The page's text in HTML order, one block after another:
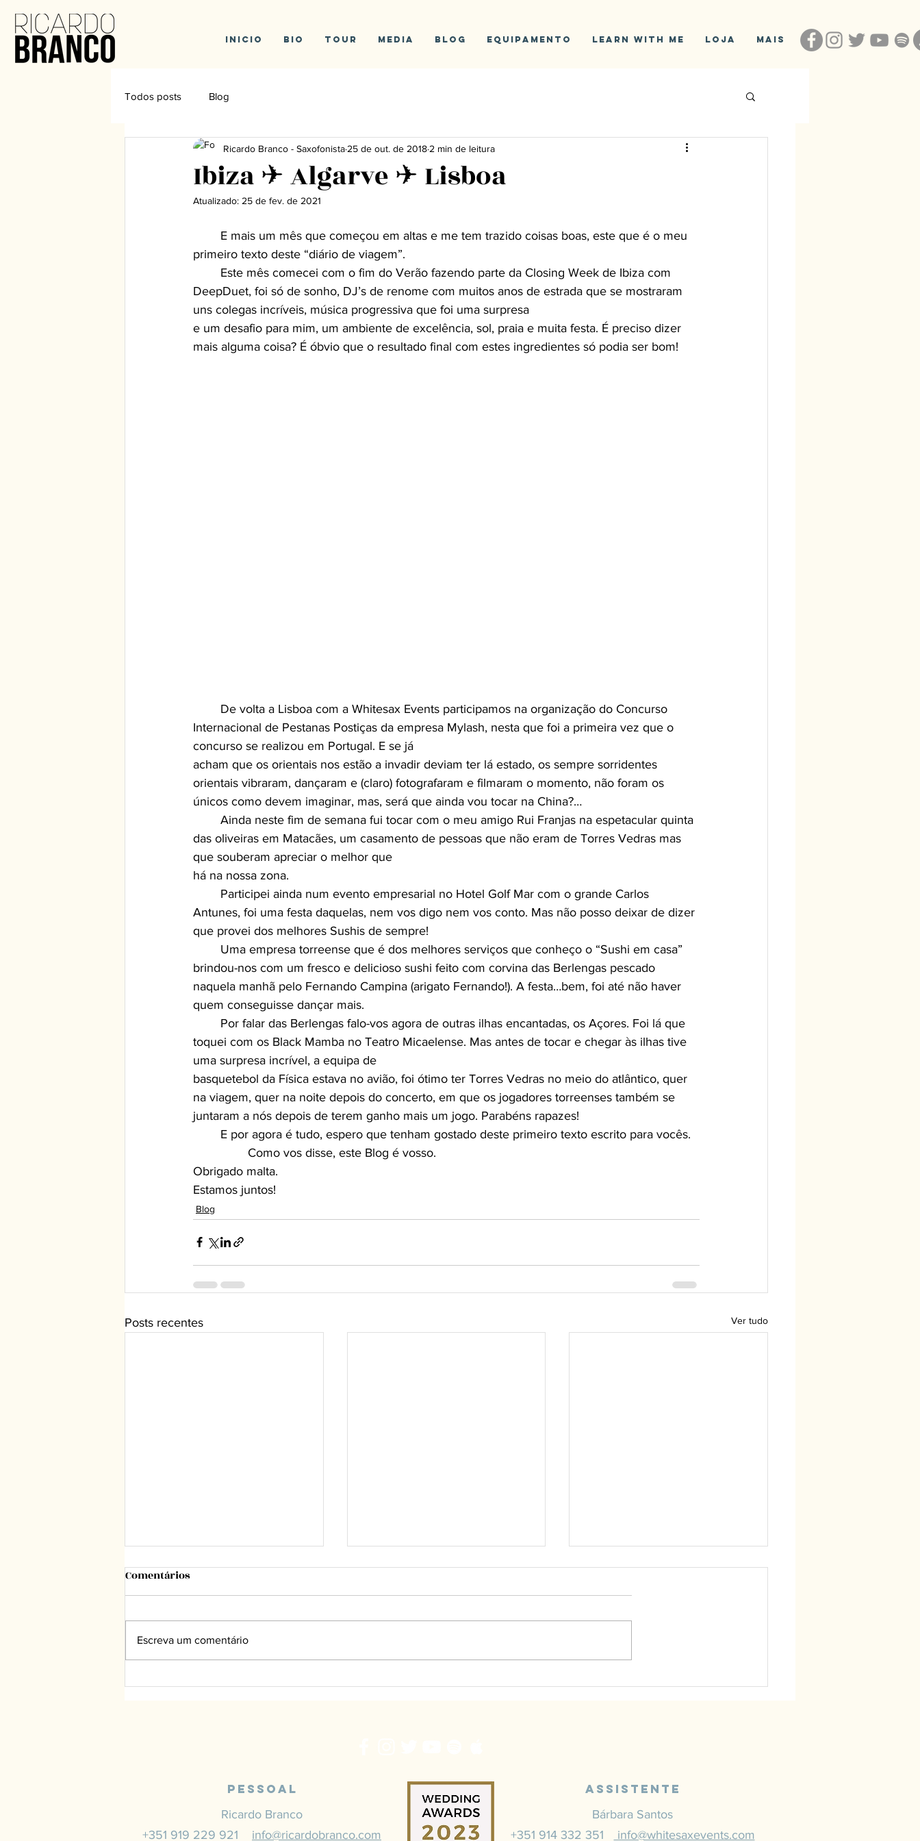
Inicio Bio Tour Media Blog Equipamento Learn With Me Loja Mais
Todos posts Blog
Ibiza ✈ Algarve ✈ Lisboa
Ricardo Branco - Saxofonista 25 de out. de 2018 2 min de leitura
Atualizado: 25 de fev. de 2021
primeiro texto deste “diário de viagem”.
DeepDuet, foi só de sonho, DJ’s de renome com muitos anos de estrada que se mostraram
uns colegas incríveis, música progressiva que foi uma surpresa
e um desafio para mim, um ambiente de excelência, sol, praia e muita festa. É preciso dizer
mais alguma coisa? É óbvio que o resultado final com estes ingredientes só podia ser bom!
Internacional de Pestanas Postiças da empresa Mylash, nesta que foi a primeira vez que o
concurso se realizou em Portugal. E se já
acham que os orientais nos estão a invadir deviam ter lá estado, os sempre sorridentes
orientais vibraram, dançaram e (claro) fotografaram e filmaram o momento, não foram os
únicos como devem imaginar, mas, será que ainda vou tocar na China?…
das oliveiras em Matacães, um casamento de pessoas que não eram de Torres Vedras mas
que souberam apreciar o melhor que
há na nossa zona.
Antunes, foi uma festa daquelas, nem vos digo nem vos conto. Mas não posso deixar de dizer
que provei dos melhores Sushis de sempre!
brindou-nos com um fresco e delicioso sushi feito com corvina das Berlengas pescado
naquela manhã pelo Fernando Campina (arigato Fernando!). A festa…bem, foi até não haver
quem conseguisse dançar mais.
toquei com os Black Mamba no Teatro Micaelense. Mas antes de tocar e chegar às ilhas tive
uma surpresa incrível, a equipa de
basquetebol da Física estava no avião, foi ótimo ter Torres Vedras no meio do atlântico, quer
na viagem, quer na noite depois do concerto, em que os jogadores torreenses também se
juntaram a nós depois de terem ganho mais um jogo. Parabéns rapazes!
		Como vos disse, este Blog é vosso.
Obrigado malta.
Estamos juntos!
Blog
Posts recentes Ver tudo
7 Dicas para te Tornares
Comentários
Escreva um comentário
Pessoal
Ricardo Branco
+351 919 229 921 info@ricardobranco.com
Assistente
Bárbara Santos
+351 914 332 351
info@whitesaxevents.com